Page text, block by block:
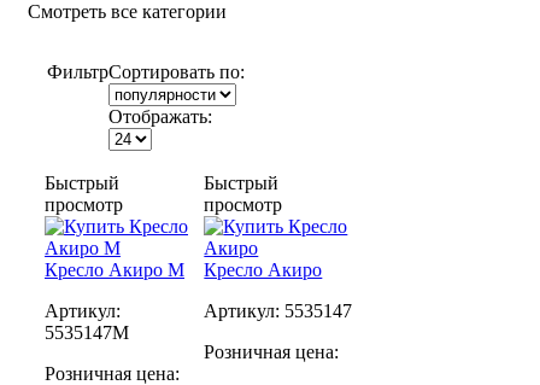
Смотреть все категории
ФильтрСортировать по:
Отображать:
Быстрый
просмотр
Кресло Акиро M
Артикул:
5535147M
Розничная цена:
Быстрый
просмотр
Кресло Акиро
Артикул: 5535147
Розничная цена: